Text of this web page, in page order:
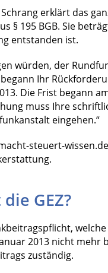
erklärt das
§ 195 BGB. Sie
entstanden ist.
würden, der
Ihr
Die Frist begann
muss Ihre
eingehen.“
steuert-
GEZ?
2013 nicht mehr
zuständig.